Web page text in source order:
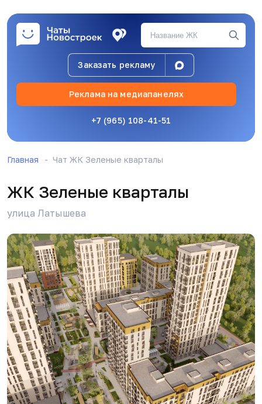
Реклама на медиапанелях
+7 (965) 108-41-51
Заказать рекламу
Главная Чат ЖК Зеленые кварталы
ЖК Зеленые кварталы
улица Латышева
Evgeniy Evgeniy 26.04.26, 10:24
Нура 26.04.26, 09:18
вообще как говорили, что нужно было ещё
ноябре или декабре писать заявление на
компенсацию, а нам смертным не сообщили)
сейчас только писать претензию и молиться
чтоб опять не ввели моратории на
застройщиков.